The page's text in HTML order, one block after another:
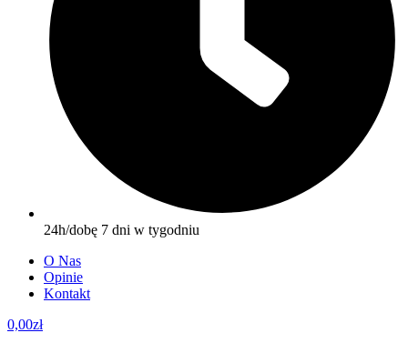
24h/dobę 7 dni w tygodniu
O Nas
Opinie
Kontakt
0,00zł